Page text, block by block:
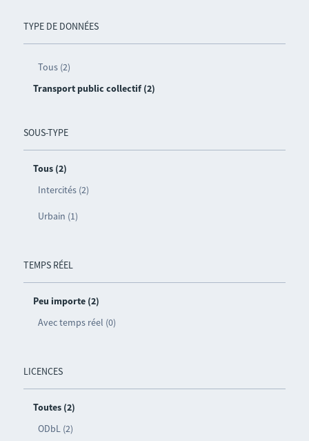
TYPE DE DONNÉES
Tous (2)
Transport public collectif (2)
SOUS-TYPE
Tous (2)
Intercités (2)
Urbain (1)
TEMPS RÉEL
Peu importe (2)
Avec temps réel (0)
LICENCES
Toutes (2)
ODbL (2)